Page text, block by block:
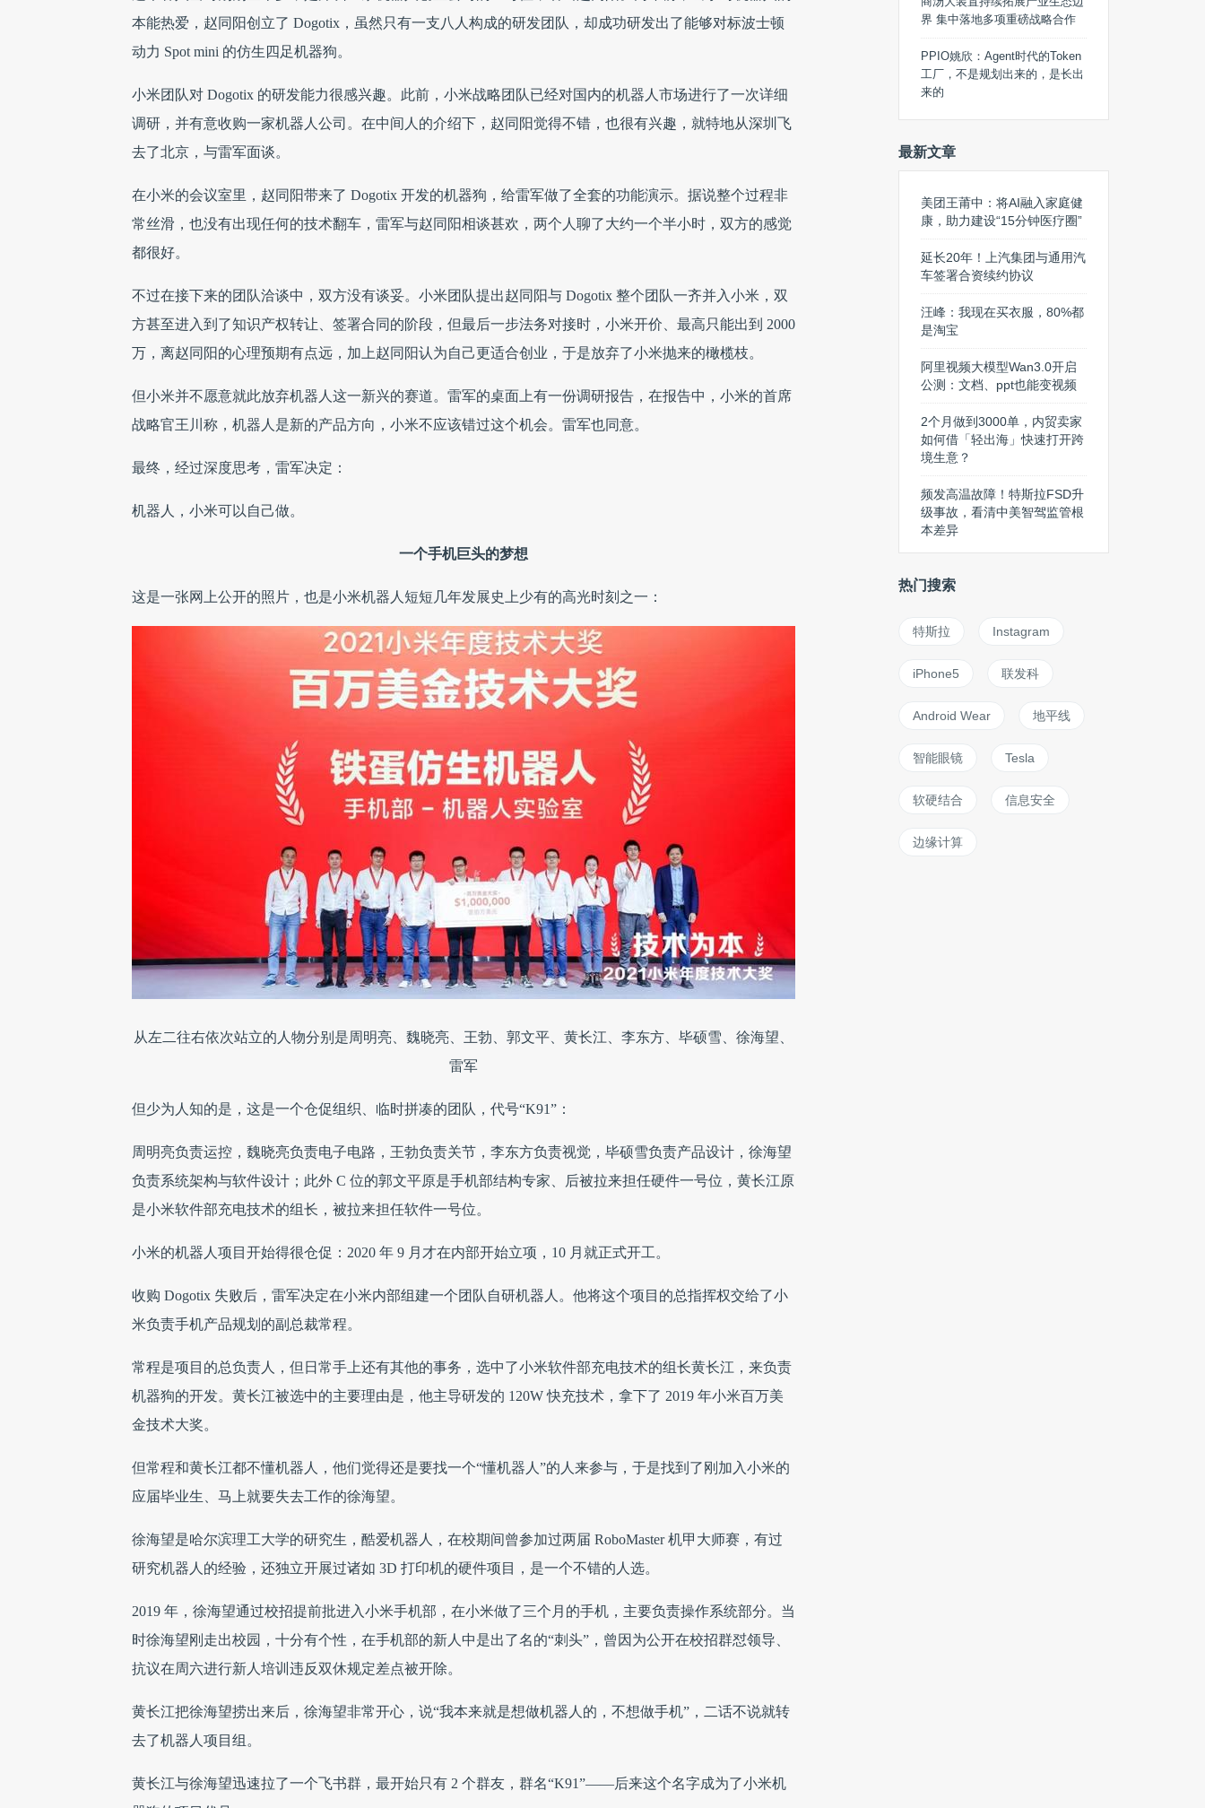
本能热爱，赵同阳创立了 Dogotix，虽然只有一支八人构成的研发团队，却成功研发出了能够对标波士顿
动力 Spot mini 的仿生四足机器狗。
小米团队对 Dogotix 的研发能力很感兴趣。此前，小米战略团队已经对国内的机器人市场进行了一次详细
调研，并有意收购一家机器人公司。在中间人的介绍下，赵同阳觉得不错，也很有兴趣，就特地从深圳飞
去了北京，与雷军面谈。
在小米的会议室里，赵同阳带来了 Dogotix 开发的机器狗，给雷军做了全套的功能演示。据说整个过程非
常丝滑，也没有出现任何的技术翻车，雷军与赵同阳相谈甚欢，两个人聊了大约一个半小时，双方的感觉
都很好。
不过在接下来的团队洽谈中，双方没有谈妥。小米团队提出赵同阳与 Dogotix 整个团队一齐并入小米，双
方甚至进入到了知识产权转让、签署合同的阶段，但最后一步法务对接时，小米开价、最高只能出到 2000
万，离赵同阳的心理预期有点远，加上赵同阳认为自己更适合创业，于是放弃了小米抛来的橄榄枝。
但小米并不愿意就此放弃机器人这一新兴的赛道。雷军的桌面上有一份调研报告，在报告中，小米的首席
战略官王川称，机器人是新的产品方向，小米不应该错过这个机会。雷军也同意。
最终，经过深度思考，雷军决定：
机器人，小米可以自己做。
一个手机巨头的梦想
这是一张网上公开的照片，也是小米机器人短短几年发展史上少有的高光时刻之一：
从左二往右依次站立的人物分别是周明亮、魏晓亮、王勃、郭文平、黄长江、李东方、毕硕雪、徐海望、
雷军
但少为人知的是，这是一个仓促组织、临时拼凑的团队，代号“K91”：
周明亮负责运控，魏晓亮负责电子电路，王勃负责关节，李东方负责视觉，毕硕雪负责产品设计，徐海望
负责系统架构与软件设计；此外 C 位的郭文平原是手机部结构专家、后被拉来担任硬件一号位，黄长江原
是小米软件部充电技术的组长，被拉来担任软件一号位。
小米的机器人项目开始得很仓促：2020 年 9 月才在内部开始立项，10 月就正式开工。
收购 Dogotix 失败后，雷军决定在小米内部组建一个团队自研机器人。他将这个项目的总指挥权交给了小
米负责手机产品规划的副总裁常程。
常程是项目的总负责人，但日常手上还有其他的事务，选中了小米软件部充电技术的组长黄长江，来负责
机器狗的开发。黄长江被选中的主要理由是，他主导研发的 120W 快充技术，拿下了 2019 年小米百万美
金技术大奖。
但常程和黄长江都不懂机器人，他们觉得还是要找一个“懂机器人”的人来参与，于是找到了刚加入小米的
应届毕业生、马上就要失去工作的徐海望。
徐海望是哈尔滨理工大学的研究生，酷爱机器人，在校期间曾参加过两届 RoboMaster 机甲大师赛，有过
研究机器人的经验，还独立开展过诸如 3D 打印机的硬件项目，是一个不错的人选。
2019 年，徐海望通过校招提前批进入小米手机部，在小米做了三个月的手机，主要负责操作系统部分。当
时徐海望刚走出校园，十分有个性，在手机部的新人中是出了名的“刺头”，曾因为公开在校招群怼领导、
抗议在周六进行新人培训违反双休规定差点被开除。
黄长江把徐海望捞出来后，徐海望非常开心，说“我本来就是想做机器人的，不想做手机”，二话不说就转
去了机器人项目组。
黄长江与徐海望迅速拉了一个飞书群，最开始只有 2 个群友，群名“K91”——后来这个名字成为了小米机
界 集中落地多项重磅战略合作
PPIO姚欣：Agent时代的Token
工厂，不是规划出来的，是长出
来的
最新文章
美团王莆中：将AI融入家庭健
康，助力建设“15分钟医疗圈”
延长20年！上汽集团与通用汽
车签署合资续约协议
汪峰：我现在买衣服，80%都
是淘宝
阿里视频大模型Wan3.0开启
公测：文档、ppt也能变视频
2个月做到3000单，内贸卖家
如何借「轻出海」快速打开跨
境生意？
频发高温故障！特斯拉FSD升
级事故，看清中美智驾监管根
本差异
热门搜索
特斯拉 Instagram
iPhone5 联发科
Android Wear 地平线
智能眼镜 Tesla
软硬结合 信息安全
边缘计算